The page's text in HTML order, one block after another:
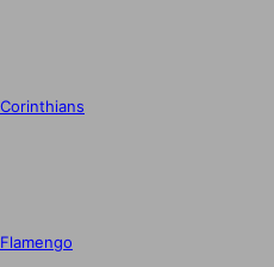
Corinthians
Flamengo